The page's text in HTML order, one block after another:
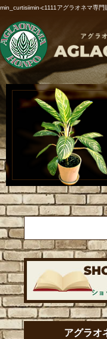
min_curtisiimin-c1111アグラオネマ専
アグラオ